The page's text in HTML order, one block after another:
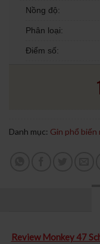
Nồng độ:
Phân loại:
Điểm số:
Danh mục: Gin phổ biến
Review Monkey 47